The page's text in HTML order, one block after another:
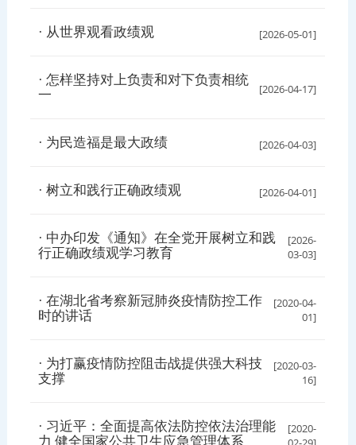
· 从世界观看政绩观 [2026-05-01]
· 怎样坚持对上负责和对下负责相统
一
[2026-04-17]
· 为民造福是最大政绩 [2026-04-03]
· 树立和践行正确政绩观 [2026-04-01]
· 中办印发《通知》在全党开展树立和践
行正确政绩观学习教育
[2026-
03-03]
· 在湖北省考察新冠肺炎疫情防控工作
时的讲话
[2020-04-
01]
· 为打赢疫情防控阻击战提供强大科技
支撑
[2020-03-
16]
· 习近平：全面提高依法防控依法治理能
力 健全国家公共卫生应急管理体系
[2020-